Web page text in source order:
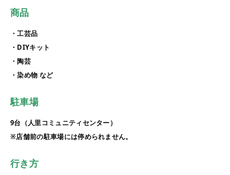
商品
・工芸品
・DIYキット
・陶芸
・染め物 など
駐車場
9台（人里コミュニティセンター）
※店舗前の駐車場には停められません。
行き方